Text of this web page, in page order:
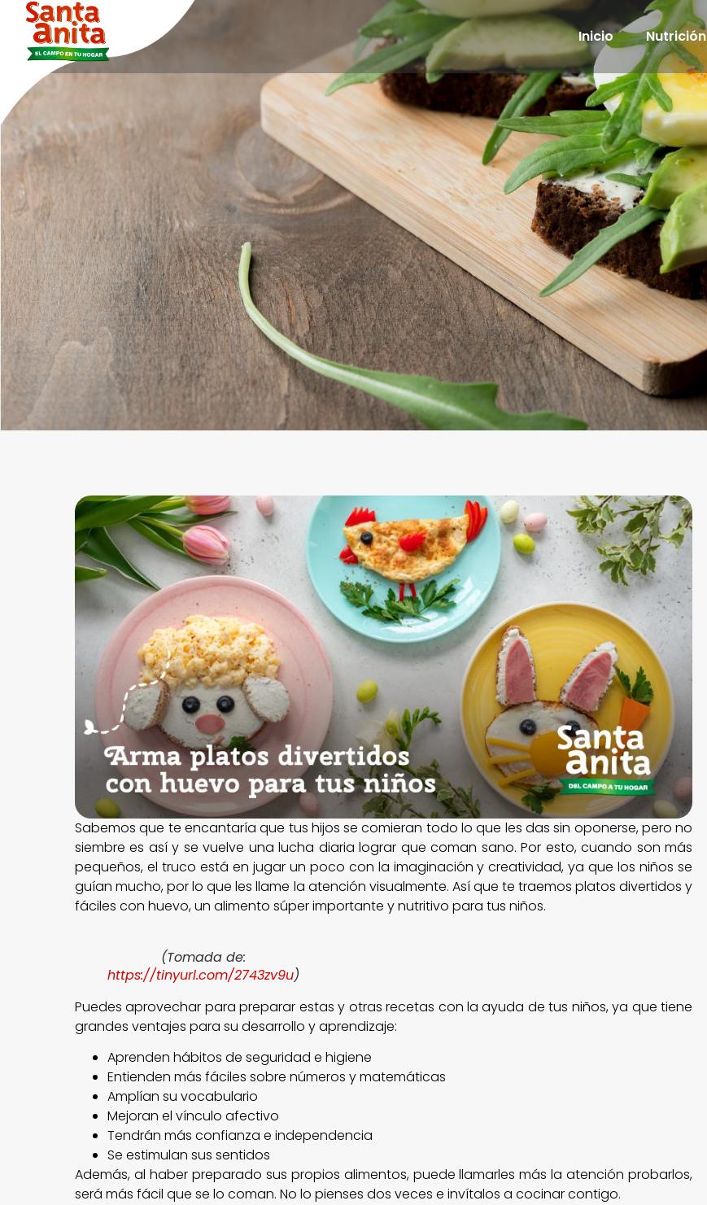
Inicio Nutrición
Sabemos que te encantaría que tus hijos se comieran todo lo que les das sin oponerse, pero no
siembre es así y se vuelve una lucha diaria lograr que coman sano. Por esto, cuando son más
pequeños, el truco está en jugar un poco con la imaginación y creatividad, ya que los niños se
guían mucho, por lo que les llame la atención visualmente. Así que te traemos platos divertidos y
fáciles con huevo, un alimento súper importante y nutritivo para tus niños.
(Tomada de:
https://tinyurl.com/2743zv9u)
Puedes aprovechar para preparar estas y otras recetas con la ayuda de tus niños, ya que tiene
grandes ventajes para su desarrollo y aprendizaje:
Aprenden hábitos de seguridad e higiene
Entienden más fáciles sobre números y matemáticas
Amplían su vocabulario
Mejoran el vínculo afectivo
Tendrán más confianza e independencia
Se estimulan sus sentidos
Además, al haber preparado sus propios alimentos, puede llamarles más la atención probarlos,
será más fácil que se lo coman. No lo pienses dos veces e invítalos a cocinar contigo.